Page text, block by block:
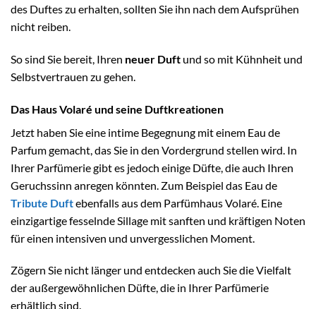
des Duftes zu erhalten, sollten Sie ihn nach dem Aufsprühen
nicht reiben.
So sind Sie bereit, Ihren neuer Duft und so mit Kühnheit und
Selbstvertrauen zu gehen.
Das Haus Volaré und seine Duftkreationen
Jetzt haben Sie eine intime Begegnung mit einem Eau de
Parfum gemacht, das Sie in den Vordergrund stellen wird. In
Ihrer Parfümerie gibt es jedoch einige Düfte, die auch Ihren
Geruchssinn anregen könnten. Zum Beispiel das Eau de
Tribute Duftebenfalls aus dem Parfümhaus Volaré. Eine
einzigartige fesselnde Sillage mit sanften und kräftigen Noten
für einen intensiven und unvergesslichen Moment.
Zögern Sie nicht länger und entdecken auch Sie die Vielfalt
der außergewöhnlichen Düfte, die in Ihrer Parfümerie
erhältlich sind.